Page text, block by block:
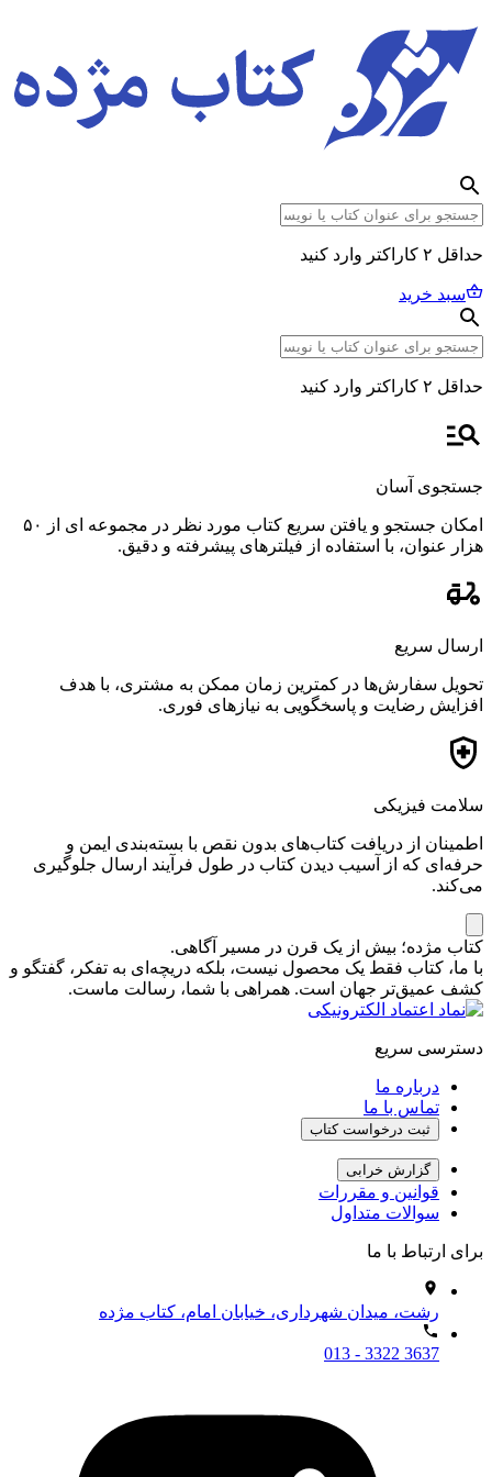
حداقل ۲ کاراکتر وارد کنید
سبد خرید
حداقل ۲ کاراکتر وارد کنید
جستجوی آسان
امکان جستجو و یافتن سریع کتاب مورد نظر در مجموعه ای از ۵۰
هزار عنوان، با استفاده از فیلترهای پیشرفته و دقیق.
ارسال سریع
تحویل سفارش‌ها در کمترین زمان ممکن به مشتری، با هدف
افزایش رضایت و پاسخگویی به نیازهای فوری.
سلامت فیزیکی
اطمینان از دریافت کتاب‌های بدون نقص با بسته‌بندی ایمن و
حرفه‌ای که از آسیب دیدن کتاب در طول فرآیند ارسال جلوگیری
می‌کند.
کتاب مژده؛ بیش از یک قرن در مسیر آگاهی.
با ما، کتاب فقط یک محصول نیست، بلکه دریچه‌ای به تفکر، گفتگو و
کشف عمیق‌تر جهان است. همراهی با شما، رسالت ماست.
دسترسی سریع
درباره ما
تماس با ما
ثبت درخواست کتاب
گزارش خرابی
قوانین و مقررات
سوالات متداول
برای ارتباط با ما
رشت، میدان شهرداری، خیابان امام، کتاب مژده
013 - 3322 3637